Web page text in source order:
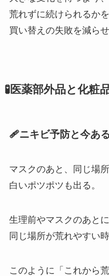
荒れずに続けられるか
買い替えの失敗を減らせ
🧪医薬部外品と化粧
🩹ニキビ予防と今あ
マスクのあと、同じ場所
白いポツポツも出る。
生理前やマスクのあとに
同じ場所が荒れやすい
このように「これから